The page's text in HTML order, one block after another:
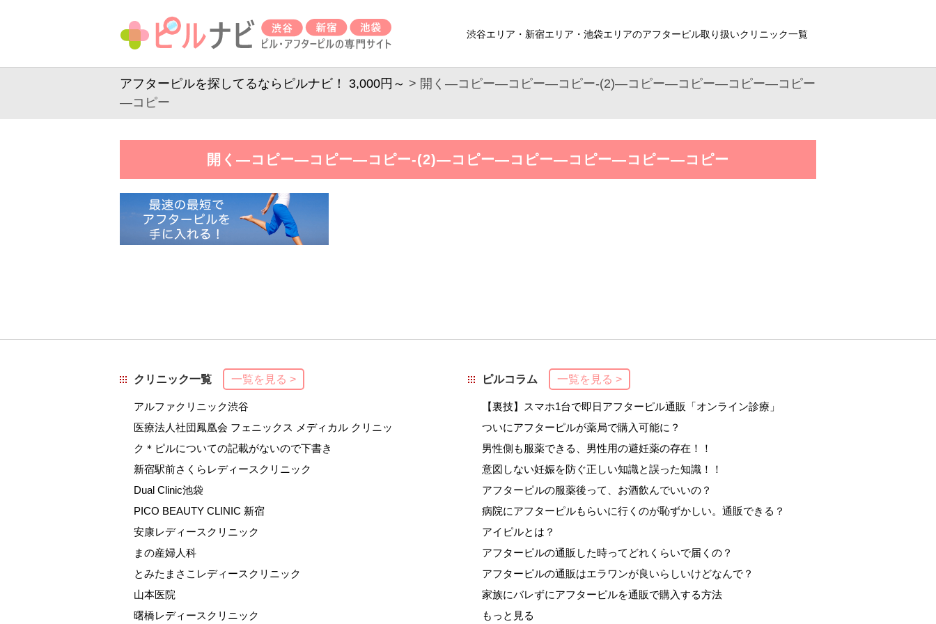
渋谷エリア・新宿エリア・池袋エリアのアフターピル取り扱いクリニック一覧
アフターピルを探してるならピルナビ！ 3,000円～ > 開く—コピー—コピー—コピー-(2)—コピー—コピー—コピー—コピー
—コピー
開く—コピー—コピー—コピー-(2)—コピー—コピー—コピー—コピー—コピー
クリニック一覧 一覧を見る >
アルファクリニック渋谷
医療法人社団鳳凰会 フェニックス メディカル クリニッ
ク＊ピルについての記載がないので下書き
新宿駅前さくらレディースクリニック
Dual Clinic池袋
PICO BEAUTY CLINIC 新宿
安康レディースクリニック
まの産婦人科
とみたまさこレディースクリニック
山本医院
曙橋レディースクリニック
ピルコラム 一覧を見る >
【裏技】スマホ1台で即日アフターピル通販「オンライン診療」
ついにアフターピルが薬局で購入可能に？
男性側も服薬できる、男性用の避妊薬の存在！！
意図しない妊娠を防ぐ正しい知識と誤った知識！！
アフターピルの服薬後って、お酒飲んでいいの？
病院にアフターピルもらいに行くのが恥ずかしい。通販できる？
アイピルとは？
アフターピルの通販した時ってどれくらいで届くの？
アフターピルの通販はエラワンが良いらしいけどなんで？
家族にバレずにアフターピルを通販で購入する方法
もっと見る